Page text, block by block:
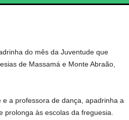
do mês da Juventude que
de Massamá e Monte Abraão,
a professora de dança, apadrinha a
prolonga às escolas da freguesia.